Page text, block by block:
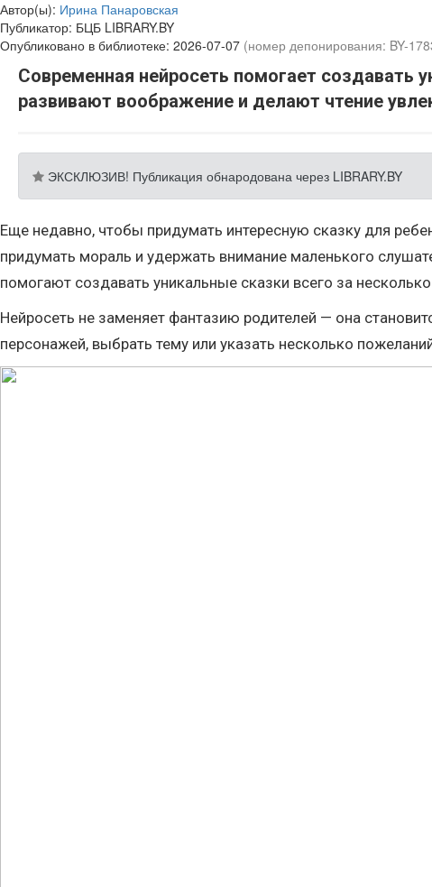
Автор(ы): Ирина Панаровская
Публикатор: БЦБ LIBRARY.BY
Опубликовано в библиотеке: 2026-07-07 (номер депонирования: BY-
Современная нейросеть помогает создавать
развивают воображение и делают чтение
ЭКСКЛЮЗИВ! Публикация обнародована через LIBRARY.BY
Еще недавно, чтобы придумать интересную сказку для
придумать мораль и удержать внимание маленького
помогают создавать уникальные сказки всего за
Нейросеть не заменяет фантазию родителей — она
персонажей, выбрать тему или указать несколько